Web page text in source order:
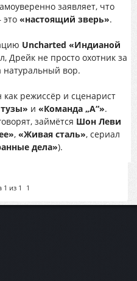
заявляет, что
«настоящий зверь».
Uncharted «Индианой
Дрейк не просто охотник за
вор.
как режиссёр и сценарист
и «Команда „А“».
займётся Шон Леви
, «Живая сталь», сериал
дела»).
1 из 1 1